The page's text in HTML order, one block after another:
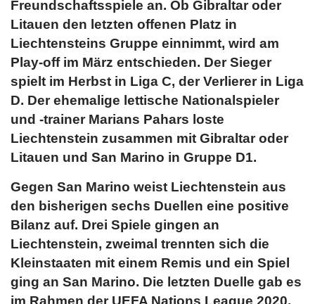
Freundschaftsspiele an. Ob Gibraltar oder
Litauen den letzten offenen Platz in
Liechtensteins Gruppe einnimmt, wird am
Play-off im März entschieden. Der Sieger
spielt im Herbst in Liga C, der Verlierer in Liga
D. Der ehemalige lettische Nationalspieler
und -trainer Marians Pahars loste
Liechtenstein zusammen mit Gibraltar oder
Litauen und San Marino in Gruppe D1.
Gegen San Marino weist Liechtenstein aus
den bisherigen sechs Duellen eine positive
Bilanz auf. Drei Spiele gingen an
Liechtenstein, zweimal trennten sich die
Kleinstaaten mit einem Remis und ein Spiel
ging an San Marino. Die letzten Duelle gab es
im Rahmen der UEFA Nations League 2020,